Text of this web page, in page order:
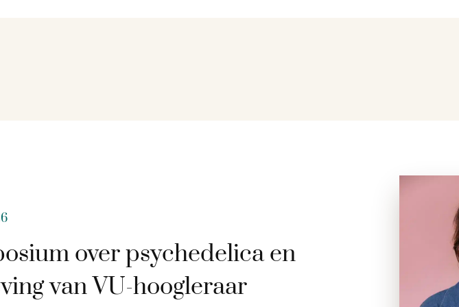
over psychedelica en
van VU-hoogleraar